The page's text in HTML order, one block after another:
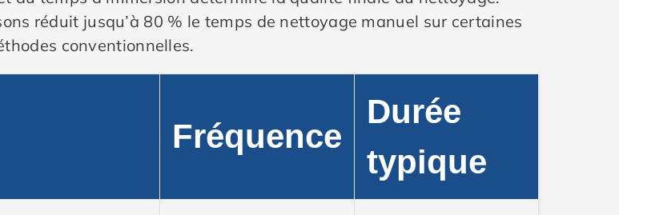
réduit jusqu’à 80 % le temps de nettoyage manuel sur certaines
conventionnelles.
Fréquence
Durée
typique